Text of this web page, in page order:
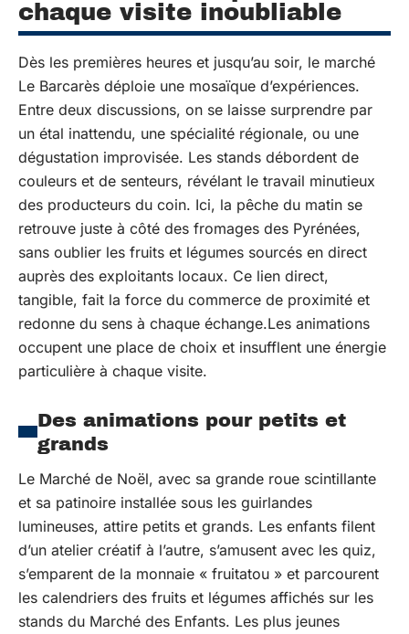
chaque visite inoubliable
Dès les premières heures et jusqu’au soir, le marché
Le Barcarès déploie une mosaïque d’expériences.
Entre deux discussions, on se laisse surprendre par
un étal inattendu, une spécialité régionale, ou une
dégustation improvisée. Les stands débordent de
couleurs et de senteurs, révélant le travail minutieux
des producteurs du coin. Ici, la pêche du matin se
retrouve juste à côté des fromages des Pyrénées,
sans oublier les fruits et légumes sourcés en direct
auprès des exploitants locaux. Ce lien direct,
tangible, fait la force du commerce de proximité et
redonne du sens à chaque échange.Les animations
occupent une place de choix et insufflent une énergie
particulière à chaque visite.
Des animations pour petits et
grands
Le Marché de Noël, avec sa grande roue scintillante
et sa patinoire installée sous les guirlandes
lumineuses, attire petits et grands. Les enfants filent
d’un atelier créatif à l’autre, s’amusent avec les quiz,
s’emparent de la monnaie « fruitatou » et parcourent
les calendriers des fruits et légumes affichés sur les
stands du Marché des Enfants. Les plus jeunes